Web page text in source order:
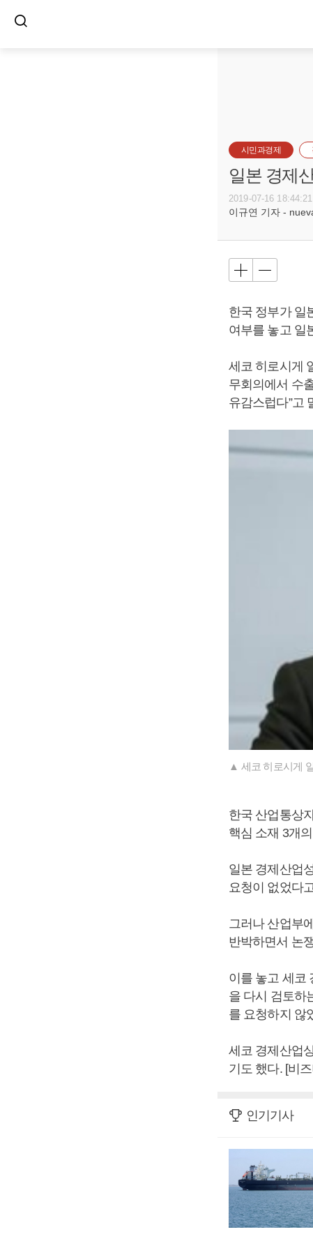
시민과경제
일본 경제
2019-07-16 18:44:21
이규연 기자 -
한국 정부가 일
여부를 놓고 일
세코 히로시게
무회의에서 수
유감스럽다”고
▲ 세코 히로시게
한국 산업통상
핵심 소재 3개
일본 경제산업
요청이 없었다
그러나 산업부
반박하면서 논
이를 놓고 세코
을 다시 검토하
를 요청하지 않
세코 경제산업
기도 했다. [비
인기기사